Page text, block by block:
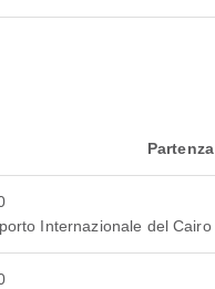
Partenza
Internazionale del Cairo